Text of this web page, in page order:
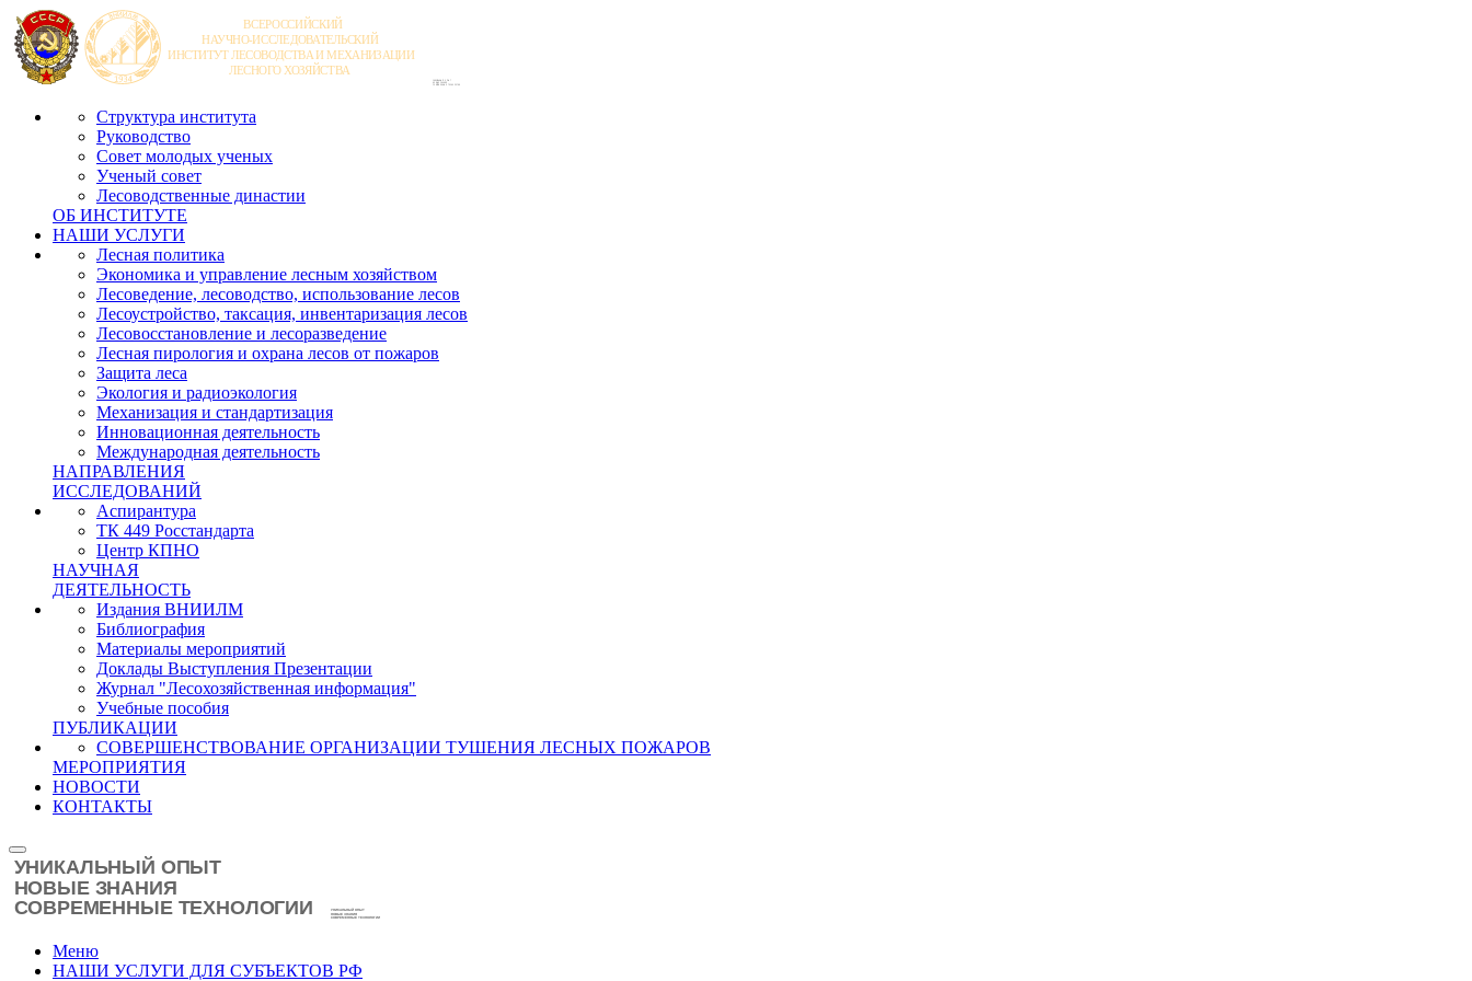
Структура института
Руководство
Совет молодых ученых
Ученый совет
Лесоводственные династии
ОБ ИНСТИТУТЕ
НАШИ УСЛУГИ
Лесная политика
Экономика и управление лесным хозяйством
Лесоведение, лесоводство, использование лесов
Лесоустройство, таксация, инвентаризация лесов
Лесовосстановление и лесоразведение
Лесная пирология и охрана лесов от пожаров
Защита леса
Экология и радиоэкология
Механизация и стандартизация
Инновационная деятельность
Международная деятельность
НАПРАВЛЕНИЯ
ИССЛЕДОВАНИЙ
Аспирантура
ТК 449 Росстандарта
Центр КПНО
НАУЧНАЯ
ДЕЯТЕЛЬНОСТЬ
Издания ВНИИЛМ
Библиография
Материалы мероприятий
Доклады Выступления Презентации
Журнал "Лесохозяйственная информация"
Учебные пособия
ПУБЛИКАЦИИ
СОВЕРШЕНСТВОВАНИЕ ОРГАНИЗАЦИИ ТУШЕНИЯ ЛЕСНЫХ ПОЖАРОВ
МЕРОПРИЯТИЯ
НОВОСТИ
КОНТАКТЫ
Меню
НАШИ УСЛУГИ ДЛЯ СУБЪЕКТОВ РФ